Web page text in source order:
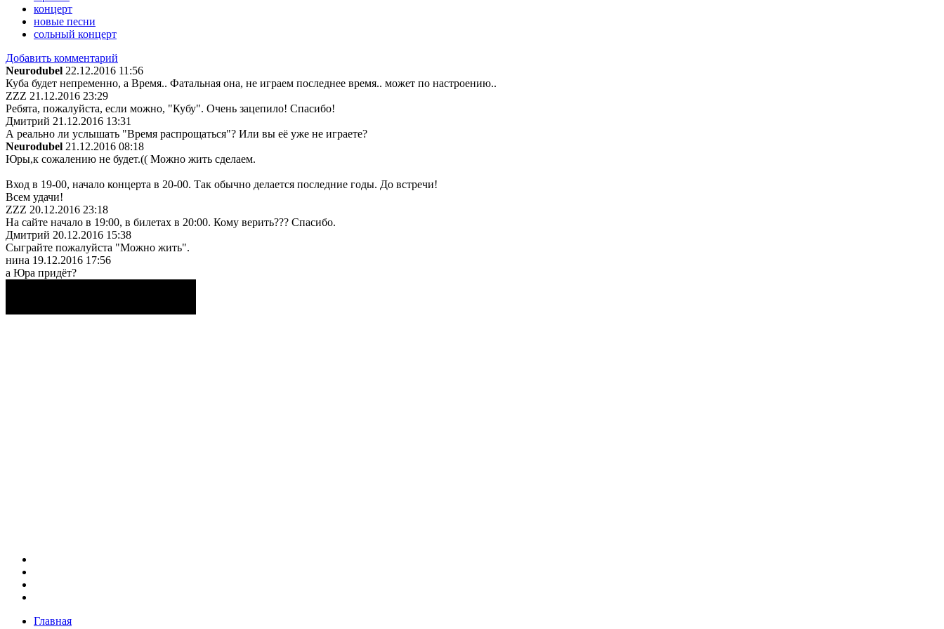
концерт
новые песни
сольный концерт
Добавить комментарий
Neurodubel 22.12.2016 11:56
Куба будет непременно, а Время.. Фатальная она, не играем последнее время.. может по настроению..
ZZZ 21.12.2016 23:29
Ребята, пожалуйста, если можно, "Кубу". Очень зацепило! Спасибо!
Дмитрий 21.12.2016 13:31
А реально ли услышать "Время распрощаться"? Или вы её уже не играете?
Neurodubel 21.12.2016 08:18
Юры,к сожалению не будет.(( Можно жить сделаем.
Вход в 19-00, начало концерта в 20-00. Так обычно делается последние годы. До встречи!
Всем удачи!
ZZZ 20.12.2016 23:18
На сайте начало в 19:00, в билетах в 20:00. Кому верить??? Спасибо.
Дмитрий 20.12.2016 15:38
Сыграйте пожалуйста "Можно жить".
нина 19.12.2016 17:56
а Юра придёт?
Главная